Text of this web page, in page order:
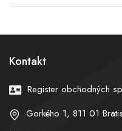
Kontakt
Register obchodných
Gorkého 1, 811 01